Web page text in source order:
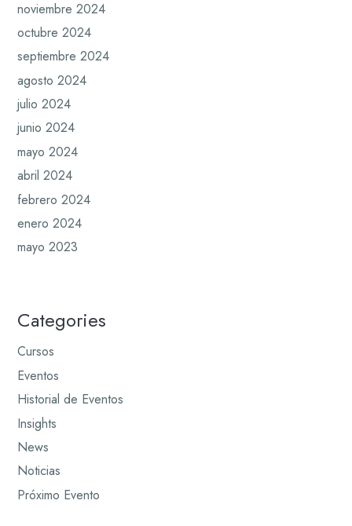
noviembre 2024
octubre 2024
septiembre 2024
agosto 2024
julio 2024
junio 2024
mayo 2024
abril 2024
febrero 2024
enero 2024
mayo 2023
Categories
Cursos
Eventos
Historial de Eventos
Insights
News
Noticias
Próximo Evento